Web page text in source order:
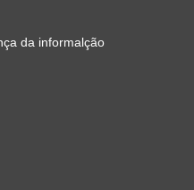
da informalção